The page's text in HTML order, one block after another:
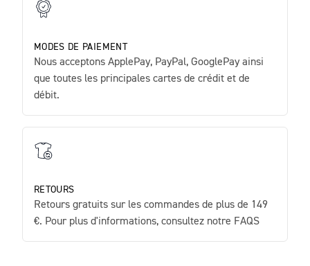
MODES DE PAIEMENT
Nous acceptons ApplePay, PayPal, GooglePay ainsi
que toutes les principales cartes de crédit et de
débit.
RETOURS
Retours gratuits sur les commandes de plus de 149
€. Pour plus d'informations, consultez notre FAQS